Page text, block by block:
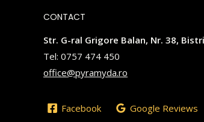
CONTACT
Str. G-ral Grigore Balan, Nr. 38,
Tel: 0757 474 450
office@pyramyda.ro
Facebook Google Reviews